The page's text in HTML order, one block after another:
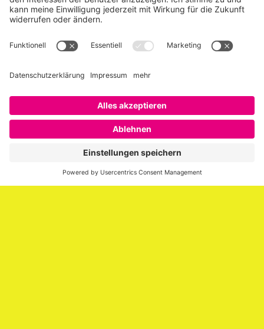
Über SAATKORN
SAATKORN ist der Blog von Gero Hesse. Seit 2009 schreibt
er über die Themen Employer Branding,